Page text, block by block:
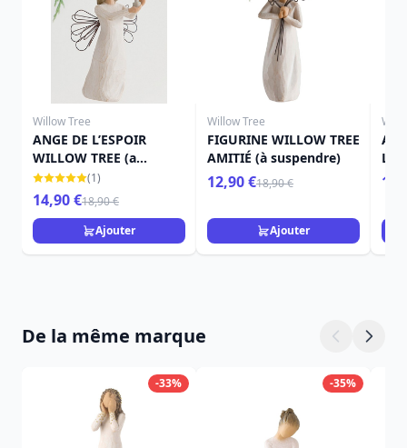
Willow Tree
ANGE DE L’ESPOIR
WILLOW TREE (a
suspendre)
(1)
14,90 €18,90 €
Ajouter
Willow Tree
FIGURINE WILLOW TREE
AMITIÉ (à suspendre)
12,90 €18,90 €
Ajouter
De la même marque
-33% -35%